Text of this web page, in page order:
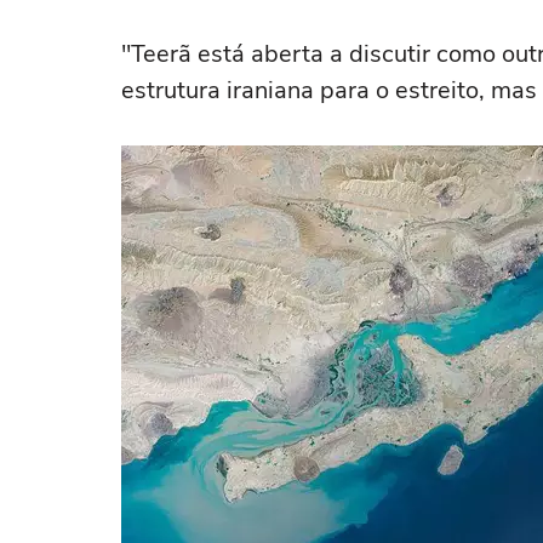
"Teerã está aberta a discutir como
estrutura iraniana para o estreito,